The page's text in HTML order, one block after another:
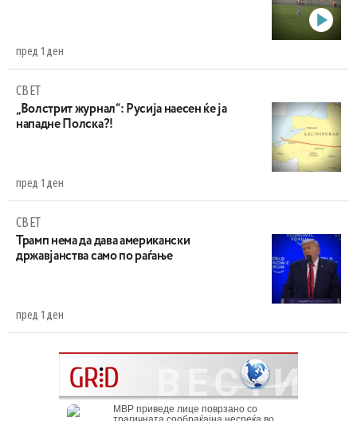
пред 1 ден
СВЕТ
„Волстрит журнал“: Русија наесен ќе ја
нападне Полска?!
пред 1 ден
СВЕТ
Трамп нема да дава американски
државјанства само по раѓање
пред 1 ден